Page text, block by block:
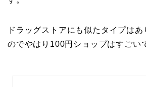
ドラッグストアにも似たタイプは
のでやはり100円ショップはすごい